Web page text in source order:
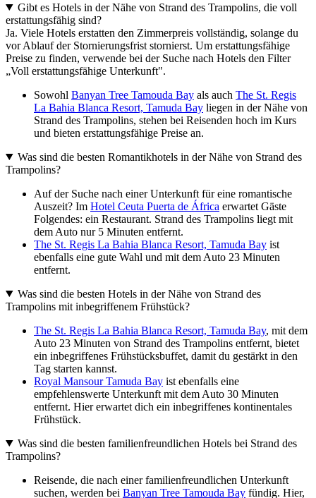
Gibt es Hotels in der Nähe von Strand des Trampolins, die voll
erstattungsfähig sind?
Ja. Viele Hotels erstatten den Zimmerpreis vollständig, solange du
vor Ablauf der Stornierungsfrist stornierst. Um erstattungsfähige
Preise zu finden, verwende bei der Suche nach Hotels den Filter
„Voll erstattungsfähige Unterkunft".
Sowohl Banyan Tree Tamouda Bay als auch The St. Regis
La Bahia Blanca Resort, Tamuda Bay liegen in der Nähe von
Strand des Trampolins, stehen bei Reisenden hoch im Kurs
und bieten erstattungsfähige Preise an.
Was sind die besten Romantikhotels in der Nähe von Strand des
Trampolins?
Auf der Suche nach einer Unterkunft für eine romantische
Auszeit? Im Hotel Ceuta Puerta de África erwartet Gäste
Folgendes: ein Restaurant. Strand des Trampolins liegt mit
dem Auto nur 5 Minuten entfernt.
The St. Regis La Bahia Blanca Resort, Tamuda Bay ist
ebenfalls eine gute Wahl und mit dem Auto 23 Minuten
entfernt.
Was sind die besten Hotels in der Nähe von Strand des
Trampolins mit inbegriffenem Frühstück?
The St. Regis La Bahia Blanca Resort, Tamuda Bay, mit dem
Auto 23 Minuten von Strand des Trampolins entfernt, bietet
ein inbegriffenes Frühstücksbuffet, damit du gestärkt in den
Tag starten kannst.
Royal Mansour Tamuda Bay ist ebenfalls eine
empfehlenswerte Unterkunft mit dem Auto 30 Minuten
entfernt. Hier erwartet dich ein inbegriffenes kontinentales
Frühstück.
Was sind die besten familienfreundlichen Hotels bei Strand des
Trampolins?
Reisende, die nach einer familienfreundlichen Unterkunft
suchen, werden bei Banyan Tree Tamouda Bay fündig. Hier,